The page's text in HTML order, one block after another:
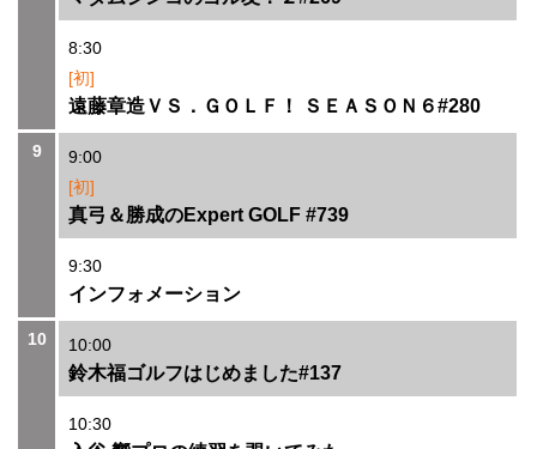
8:30
[初]
遠藤章造ＶＳ．ＧＯＬＦ！ ＳＥＡＳＯＮ６#280
9
9:00
[初]
真弓＆勝成のExpert GOLF #739
9:30
インフォメーション
10 10:00
鈴木福ゴルフはじめました#137
10:30